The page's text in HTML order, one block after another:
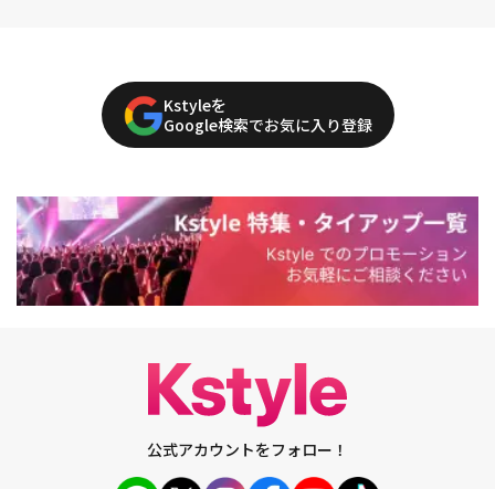
Kstyleを
Google検索でお気に入り登録
公式アカウントをフォロー！